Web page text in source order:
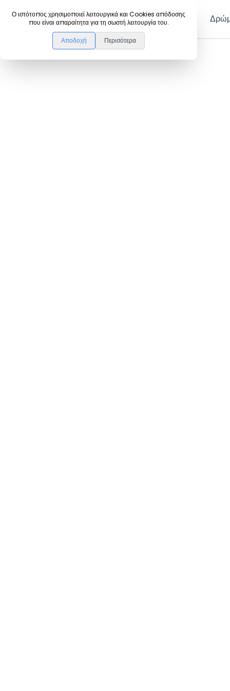
Ο ιστότοπος χρησιμοποιεί λειτουργικά και Cookies απόδοσης
που είναι απαραίτητα για τη σωστή λειτουργία του.
Αποδοχή Περισότερα
DanceLink Μέλη